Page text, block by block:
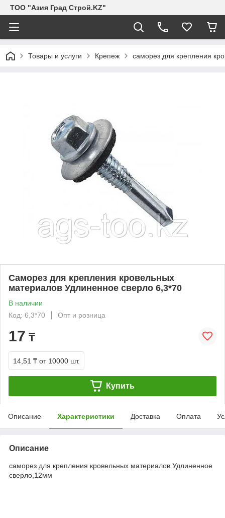
ТОО "Азия Град Строй.KZ"
Товары и услуги Крепеж саморез для крепления
Саморез для крепления кровельных
материалов Удлиненное сверло 6,3*70
В наличии
Код: 6,3*70
Опт и розница
17 ₸
14,51 ₸ от 10000 шт.
Купить
Описание Характеристики Доставка Оплата
Описание
саморез для крепления кровельных материалов Удлиненное
сверло,12мм